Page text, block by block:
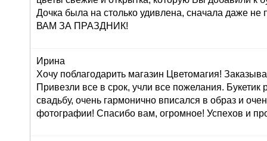
Дочка была на столько удивлена, сначала даже
ВАМ ЗА ПРАЗДНИК!
Ирина
Хочу поблагодарить магазин Цветомагия!
Привезли все в срок, учли все пожелания. Букетик
свадьбу, очень гармонично вписался в образ и
фотографии! Спасибо вам, огромное! Успехов и